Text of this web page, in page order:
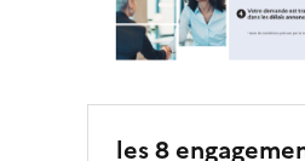
les 8